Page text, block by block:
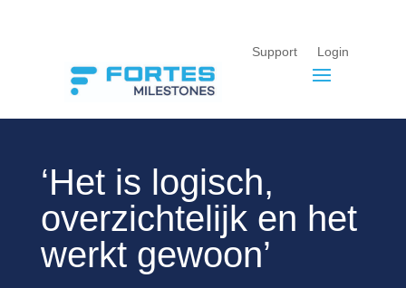
Support Login
‘Het is logisch,
overzichtelijk en het
werkt gewoon’